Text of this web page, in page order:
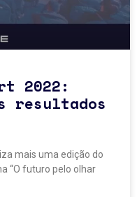
2022:
resultados
mais uma edição do
“O futuro pelo olhar